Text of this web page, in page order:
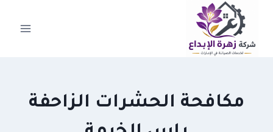
التجاوز
المحتوى
مكافحة الحشرات الزاحفة